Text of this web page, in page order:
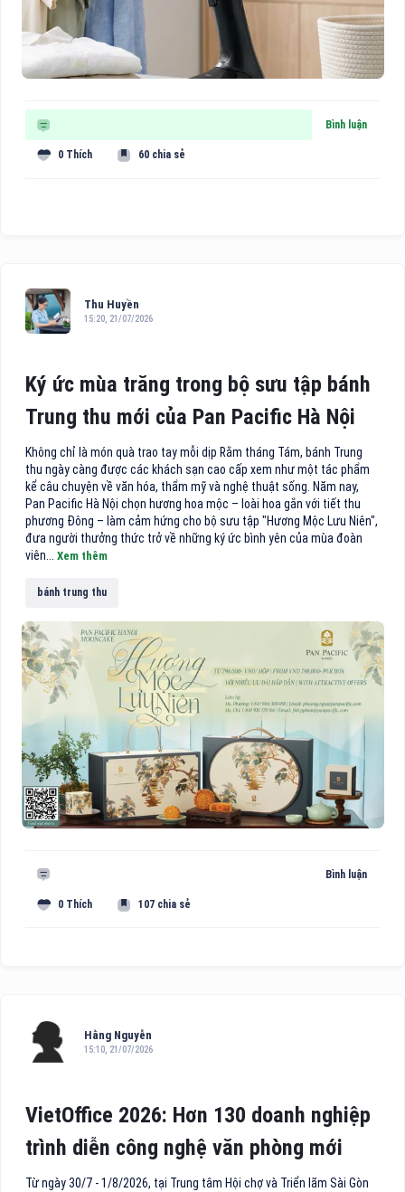
Bình luận
0 Thích 60 chia sẻ
Thu Huyền
15:20, 21/07/2026
Ký ức mùa trăng trong bộ sưu tập bánh
Trung thu mới của Pan Pacific Hà Nội
Không chỉ là món quà trao tay mỗi dịp Rằm tháng Tám, bánh Trung
thu ngày càng được các khách sạn cao cấp xem như một tác phẩm
kể câu chuyện về văn hóa, thẩm mỹ và nghệ thuật sống. Năm nay,
Pan Pacific Hà Nội chọn hương hoa mộc – loài hoa gắn với tiết thu
phương Đông – làm cảm hứng cho bộ sưu tập "Hương Mộc Lưu Niên",
đưa người thưởng thức trở về những ký ức bình yên của mùa đoàn
viên... Xem thêm
bánh trung thu
Bình luận
0 Thích 107 chia sẻ
Hằng Nguyễn
15:10, 21/07/2026
VietOffice 2026: Hơn 130 doanh nghiệp
trình diễn công nghệ văn phòng mới
Từ ngày 30/7 - 1/8/2026, tại Trung tâm Hội chợ và Triển lãm Sài Gòn